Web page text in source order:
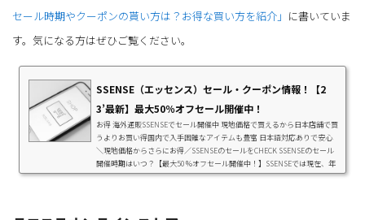
セール時期やクーポンの貰い方は？お得な買い方を紹介」 に書いていま
す。気になる方はぜひご覧ください。
SSENSE（エッセンス）セール・クーポン情報！【2
3’最新】最大50％オフセール開催中！
お得 海外通販SSENSEでセール開催中 現地価格で買えるから日本店舗で買
うよりお買い得国内で入手困難なアイテムも豊富 日本語対応ありで安心
＼現地価格からさらにお得／SSENSEのセールをCHECK SSENSEのセール
開催時期はいつ？【最大50％オフセール開催中！】SSENSEでは現在、年
に2回の大きなセールが始まっています。このセールは年2回開催されま